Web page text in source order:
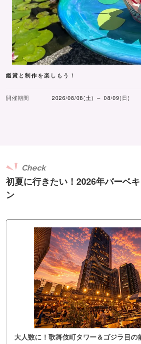
鑑賞と制作を楽しもう！
開催期間 2026/08/08(土) ～ 08/09(日)
初夏に行きたい！2026年バーベ
ン
Check
大人数に！歌舞伎町タワー＆ゴジラ目の